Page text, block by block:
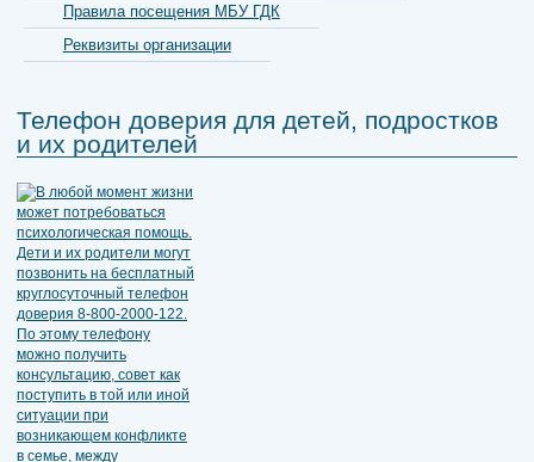
Правила посещения МБУ ГДК
Реквизиты организации
Телефон доверия для детей, подростков
и их родителей